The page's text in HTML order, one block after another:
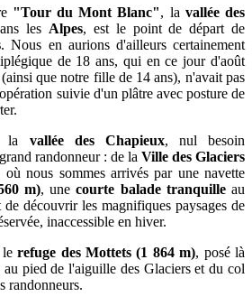
"Tour du Mont Blanc", la vallée des
les Alpes, est le point de départ de
. Nous en aurions d'ailleurs certainement
de 18 ans, qui en ce jour d'août
que notre fille de 14 ans), n'avait pas
suivie d'un plâtre avec posture de
la vallée des Chapieux, nul besoin
randonneur : de la Ville des Glaciers
où nous sommes arrivés par une navette
m), unecourte balade tranquilleau
de découvrir les magnifiques paysages de
inaccessible en hiver.
lerefuge des Mottets (1 864 m), posé là
au pied de l'aiguille des Glaciers et du col
randonneurs.